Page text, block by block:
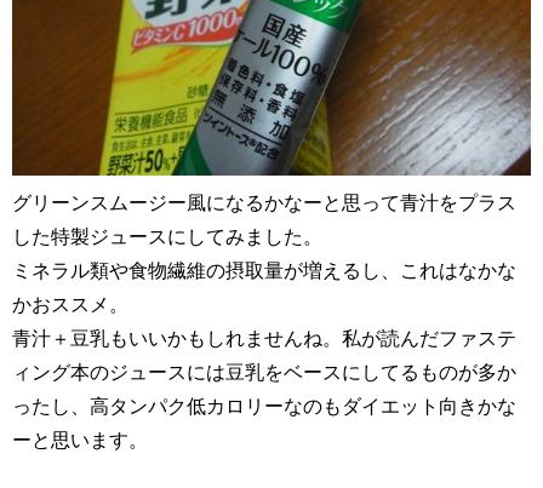
グリーンスムージー風になるかなーと思って青汁をプラス
した特製ジュースにしてみました。
ミネラル類や食物繊維の摂取量が増えるし、これはなかな
かおススメ。
青汁＋豆乳もいいかもしれませんね。私が読んだファステ
ィング本のジュースには豆乳をベースにしてるものが多か
ったし、高タンパク低カロリーなのもダイエット向きかな
ーと思います。